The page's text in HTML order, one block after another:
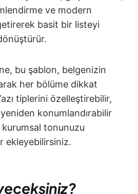
ve modern
basit bir listeyi
bu şablon, belgenizin
her bölüme dikkat
tiplerini özelleştirebilir,
konumlandırabilir
kurumsal tonunuzu
ekleyebilirsiniz.